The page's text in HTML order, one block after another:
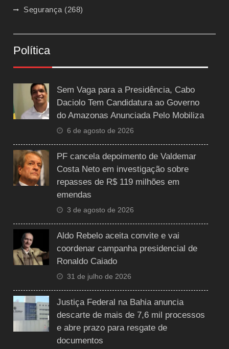
Segurança (268)
Política
Sem Vaga para a Presidência, Cabo
Daciolo Tem Candidatura ao Governo
do Amazonas Anunciada Pelo Mobiliza
6 de agosto de 2026
PF cancela depoimento de Valdemar
Costa Neto em investigação sobre
repasses de R$ 119 milhões em
emendas
3 de agosto de 2026
Aldo Rebelo aceita convite e vai
coordenar campanha presidencial de
Ronaldo Caiado
31 de julho de 2026
Justiça Federal na Bahia anuncia
descarte de mais de 7,6 mil processos
e abre prazo para resgate de
documentos